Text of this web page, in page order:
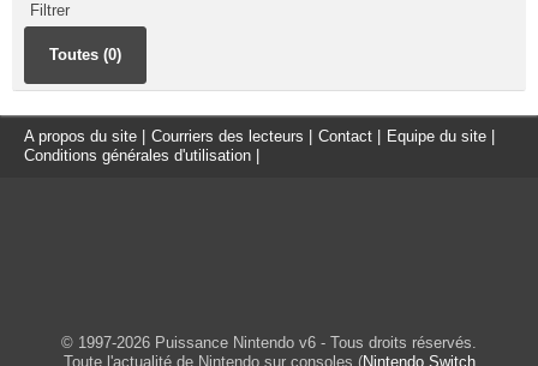
Filtrer
Toutes (0)
A propos du site Courriers des lecteurs Contact Equipe du site
Conditions générales d'utilisation
© 1997-2026 Puissance Nintendo v6 - Tous droits réservés.
Toute l'actualité de Nintendo sur consoles (Nintendo Switch